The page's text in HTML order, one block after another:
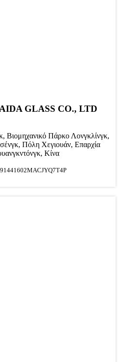
GLASS CO., LTD
Βιομηχανικό Πάρκο Λονγκλίνγκ,
Πόλη Χεγιουάν, Επαρχία
Κίνα